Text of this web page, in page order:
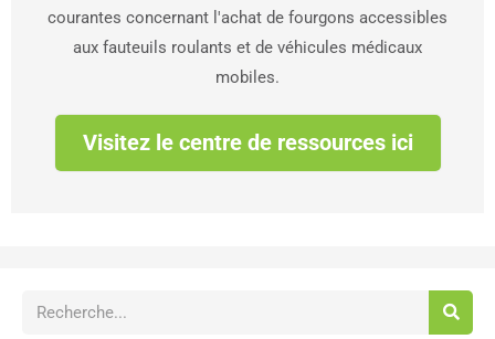
courantes concernant l'achat de fourgons accessibles
aux fauteuils roulants et de véhicules médicaux
mobiles.
Visitez le centre de ressources ici